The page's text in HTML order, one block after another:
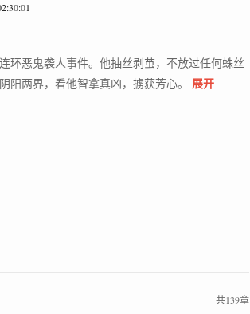
环恶鬼袭人事件。他抽丝剥茧，不放过任何蛛丝
阳两界，看他智拿真凶，掳获芳心。 展开
共139章